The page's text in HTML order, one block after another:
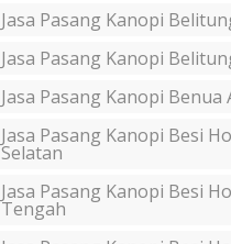
Jasa Pasang Kanopi
Jasa Pasang Kanopi
Jasa Pasang Kanopi Benua
Jasa Pasang Kanopi Besi
Selatan
Jasa Pasang Kanopi Besi
Tengah